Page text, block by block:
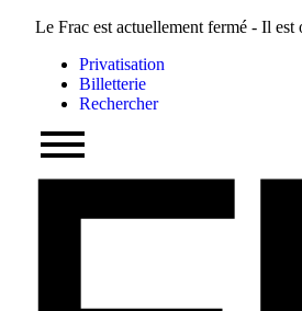
Le Frac est actuellement fermé - Il
Privatisation
Billetterie
Rechercher